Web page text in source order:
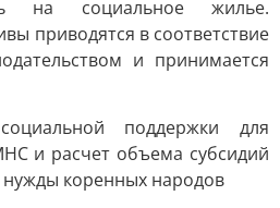
на социальное жилье.
приводятся в соответствие
и принимается
поддержки для
и расчет объема субсидий
коренных народов